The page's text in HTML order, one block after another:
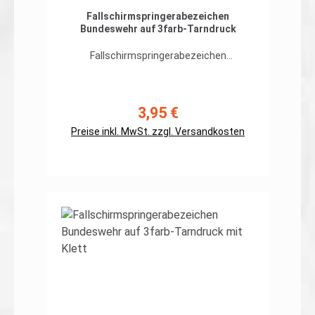
Fallschirmspringerabezeichen
Bundeswehr auf 3farb-Tarndruck
Fallschirmspringerabezeichen
umnäht Abmessungen: ca. 110 x 42mm
Preis gilt für ein Patch. Erhältlich auch mit
Klett auf der Rückseite
Regulärer Preis:
3,95 €
Preise inkl. MwSt. zzgl. Versandkosten
In den Warenkorb